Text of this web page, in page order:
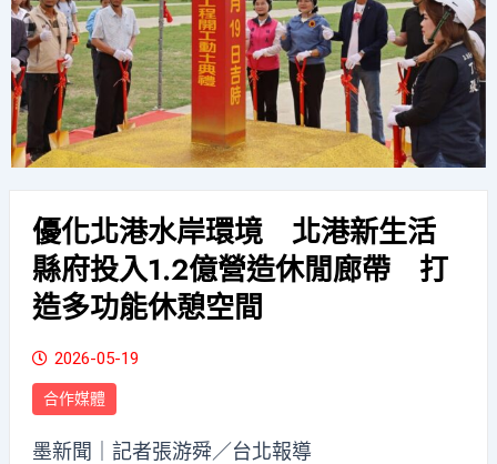
優化北港水岸環境 北港新生活
縣府投入1.2億營造休閒廊帶 打
造多功能休憩空間
2026-05-19
合作媒體
墨新聞 ｜記者張游舜／台北報導